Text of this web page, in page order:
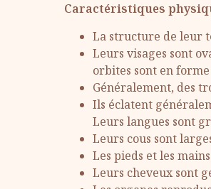
Caractéristiques
La structure de leur
Leurs visages sont
orbites sont en
Généralement, des
Ils éclatent
Leurs langues sont
Leurs cous sont
Les pieds et les
Leurs cheveux sont